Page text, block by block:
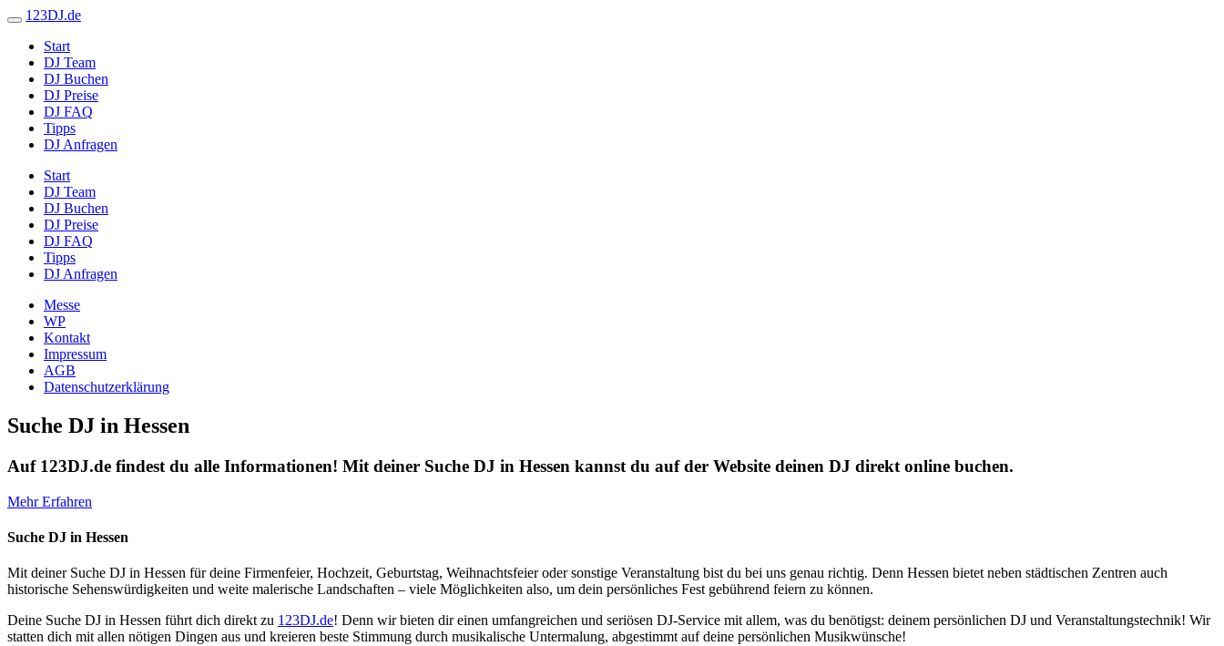
123DJ.de
Start
DJ Team
DJ Buchen
DJ Preise
DJ FAQ
Tipps
DJ Anfragen
Start
DJ Team
DJ Buchen
DJ Preise
DJ FAQ
Tipps
DJ Anfragen
Messe
WP
Kontakt
Impressum
AGB
Datenschutzerklärung
Suche DJ in Hessen
Auf 123DJ.de findest du alle Informationen! Mit deiner Suche DJ in Hessen kannst du auf der Website deinen DJ direkt online buchen.
Mehr Erfahren
Suche DJ in Hessen
Mit deiner Suche DJ in Hessen für deine Firmenfeier, Hochzeit, Geburtstag, Weihnachtsfeier oder sonstige Veranstaltung bist du bei uns genau richtig. Denn Hessen bietet neben städtischen Zentren auch
historische Sehenswürdigkeiten und weite malerische Landschaften – viele Möglichkeiten also, um dein persönliches Fest gebührend feiern zu können.
Deine Suche DJ in Hessen führt dich direkt zu 123DJ.de! Denn wir bieten dir einen umfangreichen und seriösen DJ-Service mit allem, was du benötigst: deinem persönlichen DJ und Veranstaltungstechnik! Wir
statten dich mit allen nötigen Dingen aus und kreieren beste Stimmung durch musikalische Untermalung, abgestimmt auf deine persönlichen Musikwünsche!